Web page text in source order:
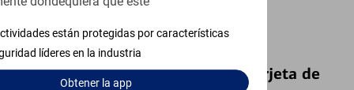
están protegidas por características
líderes en la industria
Obtenerla app
Bloquear y Desbloquear una Tarjeta de